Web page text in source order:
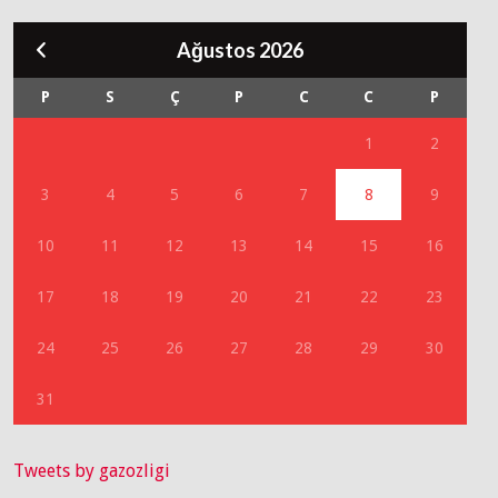
Ağustos 2026
P S Ç P C C P
1 2
3 4 5 6 7 8 9
10 11 12 13 14 15 16
17 18 19 20 21 22 23
24 25 26 27 28 29 30
31
Tweets by gazozligi